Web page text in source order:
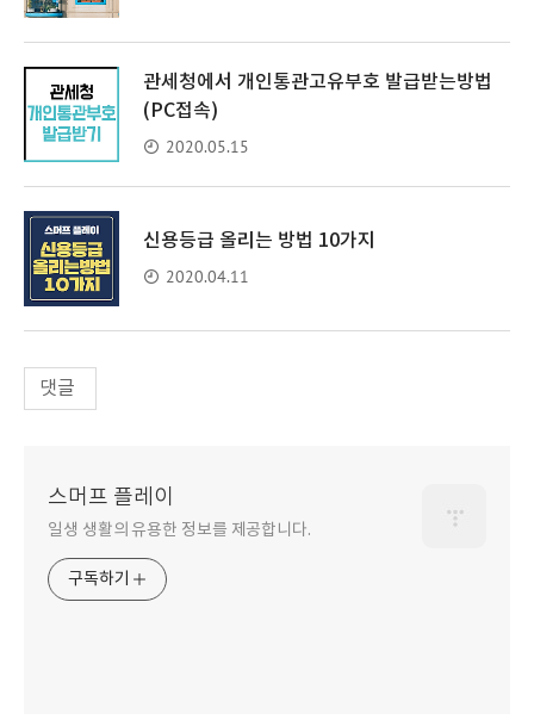
관세청에서 개인통관고유부호 발급받는방법
(PC접속)
2020.05.15
신용등급 올리는 방법 10가지
2020.04.11
댓글
스머프 플레이
일생 생활의 유용한 정보를 제공합니다.
구독하기